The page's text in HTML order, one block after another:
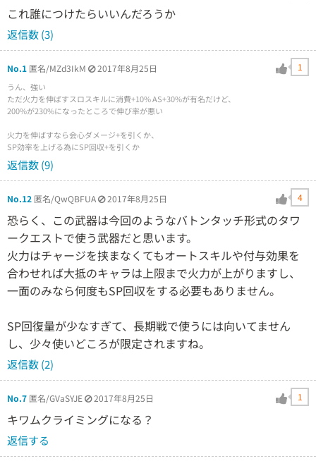
これ誰につけたらいいんだろうか
返信数 (3)
No.1 匿名/MZd3IkM 2017年8月25日 1
うん、強い
ただ火力を伸ばすスロスキルに消費+10% AS+30%が有名だけど、
200%が230%になったところで伸び率が悪い
火力を伸ばすなら会心ダメージ+を引くか、
SP効率を上げる為にSP回収+を引くか
返信数 (9)
No.12 匿名/QwQBFUA 2017年8月25日 4
恐らく、この武器は今回のようなバトンタッチ形式のタワ
ークエストで使う武器だと思います。
火力はチャージを挟まなくてもオートスキルや付与効果を
合わせれば大抵のキャラは上限まで火力が上がりますし、
一面のみなら何度もSP回収をする必要もありません。
SP回復量が少なすぎて、長期戦で使うには向いてません
し、少々使いどころが限定されますね。
返信数 (2)
No.7 匿名/GVaSYJE 2017年8月25日 1
キワムクライミングになる？
返信する